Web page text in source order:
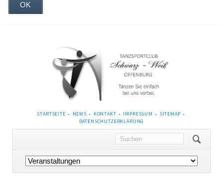
OK
NAVIGATION
STARTSEITE NEWS KONTAKT IMPRESSUM
SITEMAP
DATENSCHUTZERKLÄRUNG
Navigation
überspringen